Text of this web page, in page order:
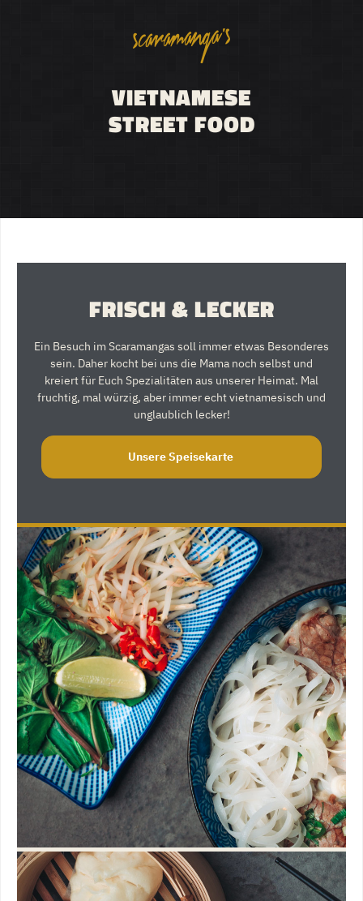
VIETNAMESE
STREET FOOD
FRISCH & LECKER
Ein Besuch im Scaramangas soll immer etwas Besonderes
sein. Daher kocht bei uns die Mama noch selbst und
kreiert für Euch Spezialitäten aus unserer Heimat. Mal
fruchtig, mal würzig, aber immer echt vietnamesisch und
unglaublich lecker!
Unsere Speisekarte